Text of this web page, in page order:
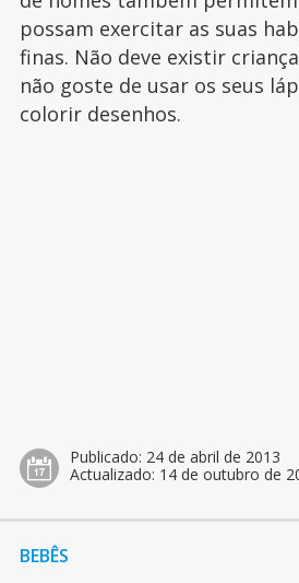
possam exercitar as suas
finas. Não deve existir
não goste de usar os seus
colorir desenhos.
Publicado: 24 de abril de 2013
Actualizado: 14 de outubro de
BEBÊS